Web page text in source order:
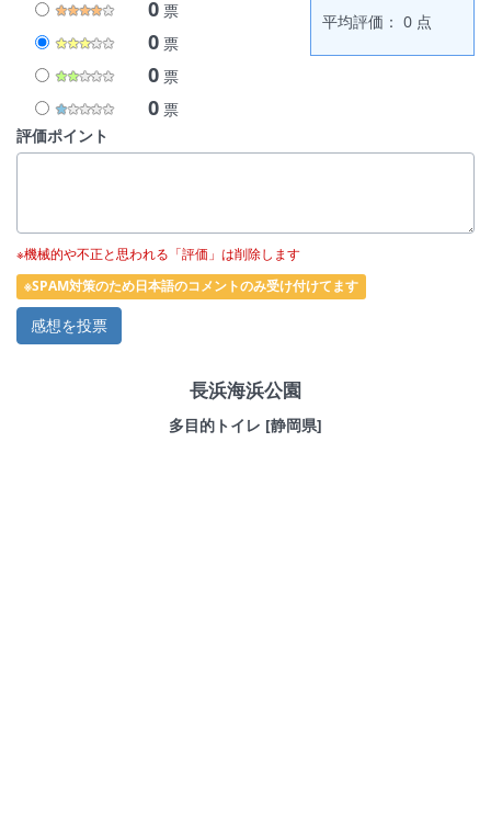
0 票
0 票
0 票
0 票
平均評価： 0 点
評価ポイント
※機械的や不正と思われる「評価」は削除します
※SPAM対策のため日本語のコメントのみ受け付けてます
長浜海浜公園
多目的トイレ [静岡県]